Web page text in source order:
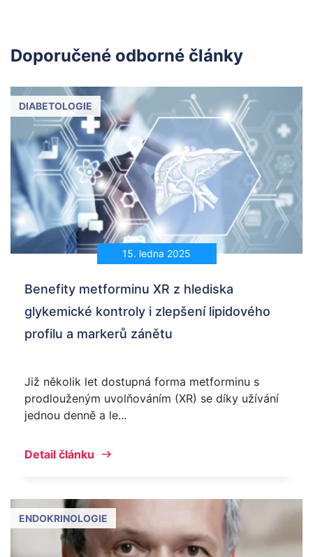
Doporučené odborné články
15. ledna 2025
DIABETOLOGIE
Benefity metforminu XR z hlediska
glykemické kontroly i zlepšení lipidového
profilu a markerů zánětu
Již několik let dostupná forma metforminu s
prodlouženým uvolňováním (XR) se díky užívání
jednou denně a le...
Detail článku
ENDOKRINOLOGIE